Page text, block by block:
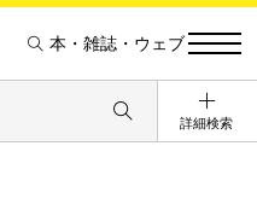
本・雑誌・ウェブ
詳細検索